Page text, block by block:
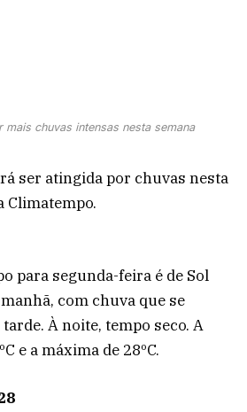
mais chuvas intensas nesta semana
ser atingida por chuvas nesta
Climatempo.
para segunda-feira é de Sol
com chuva que se
À noite, tempo seco. A
e a máxima de 28ºC.